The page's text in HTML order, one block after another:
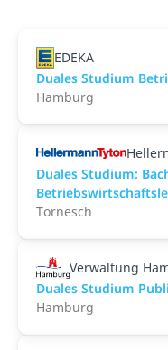
EDEKA
Duales Studium
Hamburg
Duales Studium:
Tornesch
Verwaltung
Duales Studium
Hamburg